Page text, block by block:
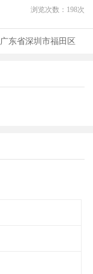
浏览次数： 198次
广东省深圳市福田区